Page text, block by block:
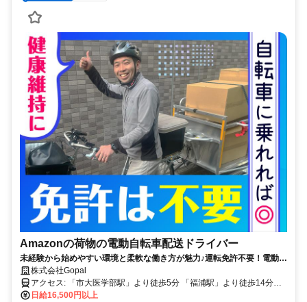
Amazonの荷物の電動自転車配送ドライバー
未経験から始めやすい環境と柔軟な働き方が魅力♪運転免許不要！電動自
転車でAmazon商品をお届けするシンプルなお仕事です！
株式会社Gopal
アクセス: 「市大医学部駅」より徒歩5分 「福浦駅」より徒歩14分
「八景島駅」より徒歩15分
日給16,500円以上